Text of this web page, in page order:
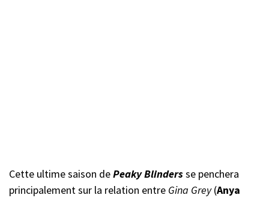
Cette ultime saison dePeaky Blindersse penchera
principalement sur la relation entre Gina Grey(Anya